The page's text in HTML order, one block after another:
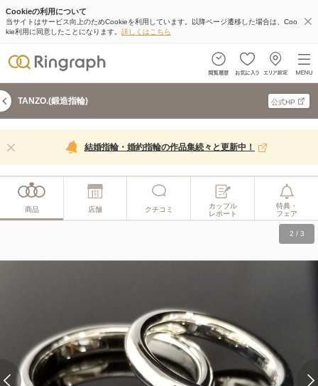
Cookieの利用について
当サイトはサービス向上のためCookieを利用しています。以降ページ遷移した場合は、Coo
kie利用に同意したことになります。 詳しくはこちら
TANZO.(鍛造指輪) 公式HP
結婚指輪・婚約指輪の作品集続々と更新中！
商品 店舗 クチコミ
カップル
レポート
特典・
フェア
2 / 3